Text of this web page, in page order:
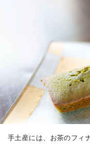
手土産には、お茶のフィ